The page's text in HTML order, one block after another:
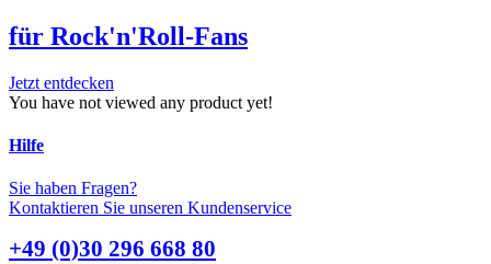
für Rock'n'Roll-Fans
Jetzt entdecken
You have not viewed any product yet!
Hilfe
Sie haben Fragen?
Kontaktieren Sie unseren Kundenservice
+49 (0)30 296 668 80